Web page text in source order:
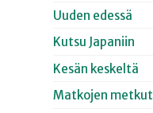
Uuden edessä
Kutsu Japaniin
Kesän keskeltä
Matkojen metkut